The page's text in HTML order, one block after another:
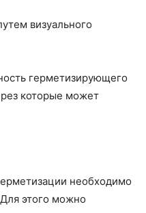
визуального
герметизирующего
которые может
необходимо
этого можно